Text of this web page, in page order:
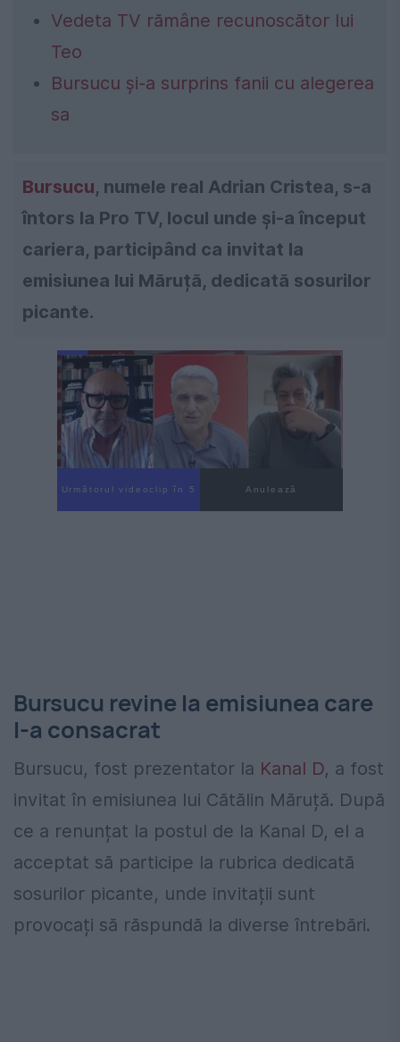
Vedeta TV rămâne recunoscător lui
Teo
Bursucu și-a surprins fanii cu alegerea
sa
Bursucu, numele real Adrian Cristea, s-a
întors la Pro TV, locul unde și-a început
cariera, participând ca invitat la
emisiunea lui Măruță, dedicată sosurilor
picante.
Următorul videoclip în 4 Anulează
Bursucu revine la emisiunea care
l-a consacrat
Bursucu, fost prezentator la Kanal D, a fost
invitat în emisiunea lui Cătălin Măruță. După
ce a renunțat la postul de la Kanal D, el a
acceptat să participe la rubrica dedicată
sosurilor picante, unde invitații sunt
provocați să răspundă la diverse întrebări.